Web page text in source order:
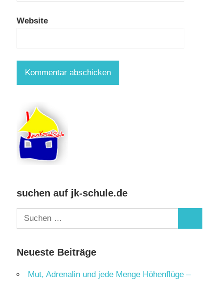
Website
suchen auf jk-schule.de
Suchen
nach:
Neueste Beiträge
Mut, Adrenalin und jede Menge Höhenflüge –